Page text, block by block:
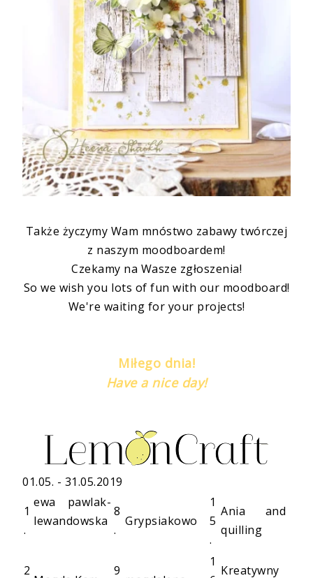
Także życzymy Wam mnóstwo zabawy twórczej
z naszym moodboardem!
Czekamy na Wasze zgłoszenia!
So we wish you lots of fun with our moodboard!
We're waiting for your projects!
Miłego dnia!
Have a nice day!
01.05. - 31.05.2019
1
.
ewa pawlak-
lewandowska
8
.
Grypsiakowo
1
5
.
Ania and
quilling
2
9
1
Kreatywny